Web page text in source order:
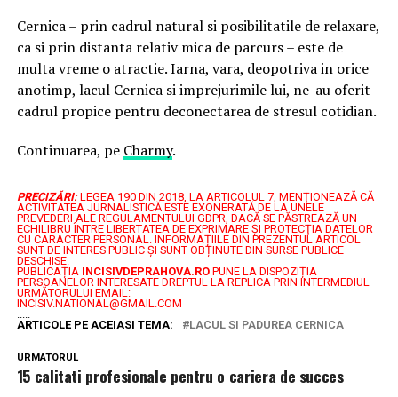
Cernica – prin cadrul natural si posibilitatile de relaxare,
ca si prin distanta relativ mica de parcurs – este de
multa vreme o atractie. Iarna, vara, deopotriva in orice
anotimp, lacul Cernica si imprejurimile lui, ne-au oferit
cadrul propice pentru deconectarea de stresul cotidian.
Continuarea, pe Charmy.
PRECIZĂRI: LEGEA 190 DIN 2018, LA ARTICOLUL 7, MENŢIONEAZĂ CĂ
ACTIVITATEA JURNALISTICĂ ESTE EXONERATĂ DE LA UNELE
PREVEDERI ALE REGULAMENTULUI GDPR, DACĂ SE PĂSTREAZĂ UN
ECHILIBRU ÎNTRE LIBERTATEA DE EXPRIMARE ŞI PROTECŢIA DATELOR
CU CARACTER PERSONAL. INFORMAȚIILE DIN PREZENTUL ARTICOL
SUNT DE INTERES PUBLIC ȘI SUNT OBȚINUTE DIN SURSE PUBLICE
DESCHISE.
PUBLICAȚIA INCISIVDEPRAHOVA.ROPUNE LA DISPOZIȚIA
PERSOANELOR INTERESATE DREPTUL LA REPLICA PRIN INTERMEDIUL
URMĂTORULUI EMAIL:
INCISIV.NATIONAL@GMAIL.COM
.....
ARTICOLE PE ACEIASI TEMA:
LACUL SI PADUREA CERNICA
URMATORUL
15 calitati profesionale pentru o cariera de succes